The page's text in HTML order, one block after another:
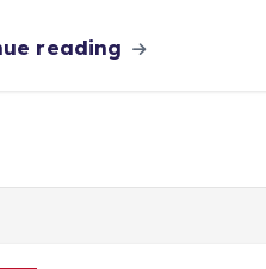
reading